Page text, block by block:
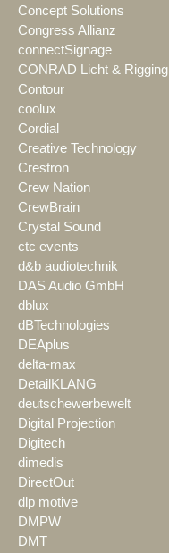
Concept Solutions
Congress Allianz
connectSignage
CONRAD Licht & Rigging
Contour
coolux
Cordial
Creative Technology
Crestron
Crew Nation
CrewBrain
Crystal Sound
ctc events
d&b audiotechnik
DAS Audio GmbH
dblux
dBTechnologies
DEAplus
delta-max
DetailKLANG
deutschewerbewelt
Digital Projection
Digitech
dimedis
DirectOut
dlp motive
DMPW
DMT